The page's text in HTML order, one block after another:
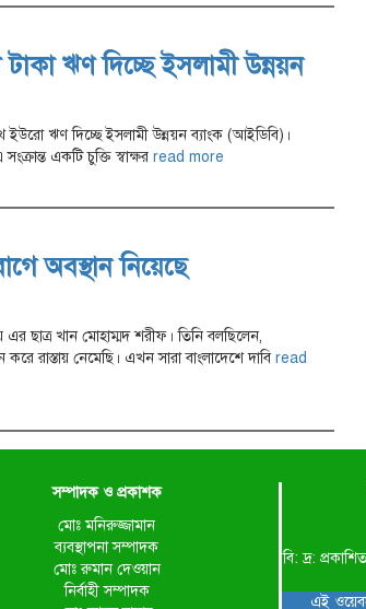
ঋণ দিচ্ছে ইসলামী উন্নয়ন
ইউরো ঋণ দিচ্ছে ইসলামী উন্নয়ন ব্যাংক (আইডিবি)।
একটি চুক্তি স্বাক্ষর read more
অবস্থান নিয়েছে
এর ছাত্র খান মোহাম্মদ শরীফ। তিনি বলছিলেন,
রাস্তায় নেমেছি। এখন সারা বাংলাদেশে দাবিread
সম্পাদক ও প্রকাশক
মোঃ মনিরুজ্জামান
ব্যবস্থাপনা সম্পাদক
মোঃ রুমান দেওয়ান
নির্বাহী সম্পাদক
বি: দ্র:
এই